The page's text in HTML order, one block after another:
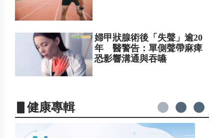
婦甲狀腺術後「失聲」逾20
年 醫警告：單側聲帶麻痺
恐影響溝通與吞嚥
▋健康專輯